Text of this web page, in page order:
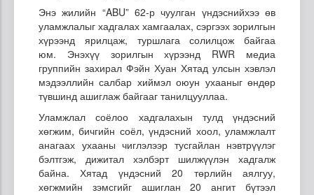
Энэ жилийн “ABU” 62-р чуулган үндэснийхээ өв
уламжлалыг хадгалах хамгаалах, сэргээх зорилгын
хүрээнд ярилцаж, туршлага солилцож байгаа
юм. Энэхүү зорилгын хүрээнд RWR медиа
группийн захирал Фэйн Хуан Хятад улсын хэвлэл
мэдээллийн салбар хиймэл оюун ухааныг өндөр
түвшинд ашиглаж байгааг танилцууллаа.
Уламжлал соёлоо хадгалахын тулд үндэсний
хөгжим, бичгийн соёл, үндэсний хоол, уламжлалт
анагаах ухааны чиглэлээр тусгайлан нэвтрүүлэг
бэлтгэж, дижитал хэлбэрт шилжүүлэн хадгалж
байна. Хятад үндэсний 20 төрлийн аялгуу,
хөгжмийн зэмсгийг ашиглан 20 ангит бүтээл